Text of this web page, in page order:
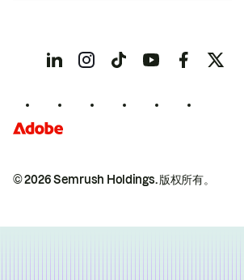
© 2026 Semrush Holdings.版权所有。